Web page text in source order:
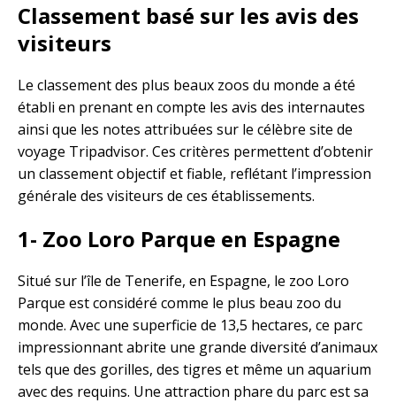
Classement basé sur les avis des
visiteurs
Le classement des plus beaux zoos du monde a été
établi en prenant en compte les avis des internautes
ainsi que les notes attribuées sur le célèbre site de
voyage Tripadvisor. Ces critères permettent d’obtenir
un classement objectif et fiable, reflétant l’impression
générale des visiteurs de ces établissements.
1- Zoo Loro Parque en Espagne
Situé sur l’île de Tenerife, en Espagne, le zoo Loro
Parque est considéré comme le plus beau zoo du
monde. Avec une superficie de 13,5 hectares, ce parc
impressionnant abrite une grande diversité d’animaux
tels que des gorilles, des tigres et même un aquarium
avec des requins. Une attraction phare du parc est sa